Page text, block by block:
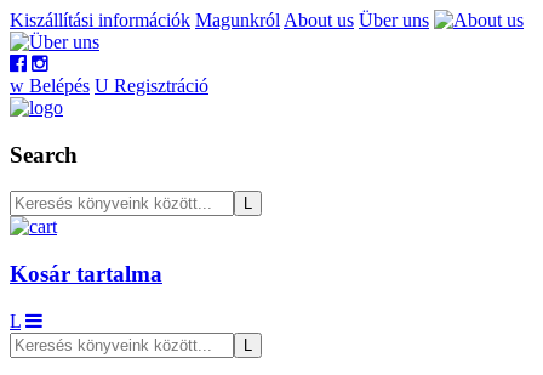
Kiszállítási információk Magunkról About us Über uns
w Belépés U Regisztráció
Search
Kosár tartalma
L